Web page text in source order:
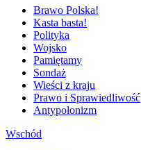
Brawo Polska!
Kasta basta!
Polityka
Wojsko
Pamiętamy
Sondaż
Wieści z kraju
Prawo i Sprawiedliwość
Antypolonizm
Wschód